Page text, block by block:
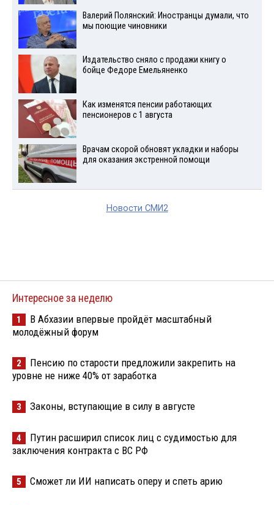
Валерий Полянский: Иностранцы думали, что
мы поющие чиновники
Издательство сняло с продажи книгу о
бойце Федоре Емельяненко
Как изменятся пенсии работающих
пенсионеров с 1 августа
Врачам скорой обновят укладки и наборы
для оказания экстренной помощи
Новости СМИ2
Интересное за неделю
1
В Абхазии впервые пройдёт масштабный
молодёжный форум
2
Пенсию по старости предложили закрепить на
уровне не ниже 40% от заработка
3 Законы, вступающие в силу в августе
4
Путин расширил список лиц с судимостью для
заключения контракта с ВС РФ
5 Сможет ли ИИ написать оперу и спеть арию